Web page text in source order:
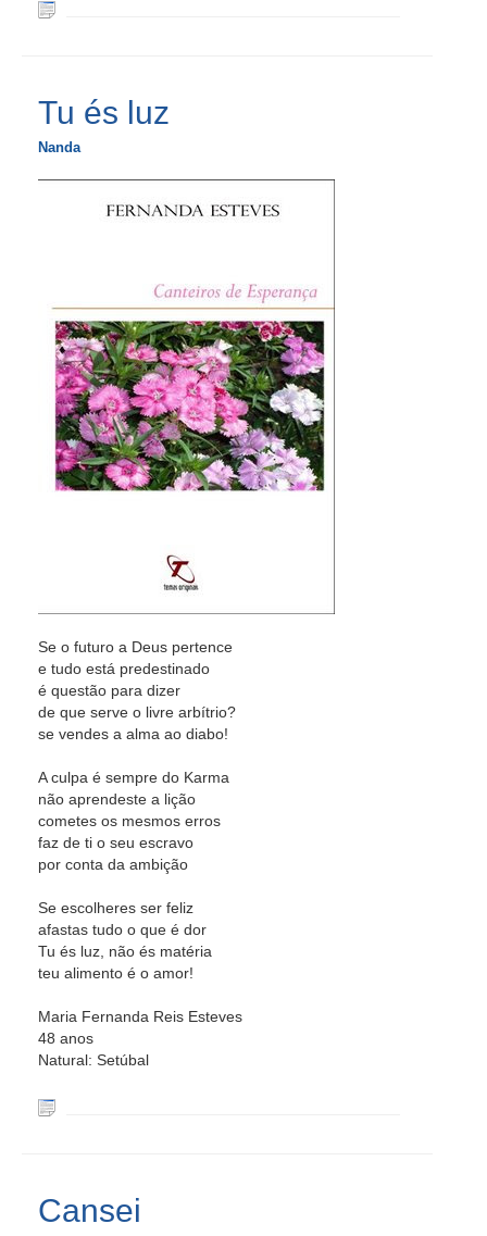
Tu és luz
Nanda
Se o futuro a Deus pertence
e tudo está predestinado
é questão para dizer
de que serve o livre arbítrio?
se vendes a alma ao diabo!
A culpa é sempre do Karma
não aprendeste a lição
cometes os mesmos erros
faz de ti o seu escravo
por conta da ambição
Se escolheres ser feliz
afastas tudo o que é dor
Tu és luz, não és matéria
teu alimento é o amor!
Maria Fernanda Reis Esteves
48 anos
Natural: Setúbal
Cansei